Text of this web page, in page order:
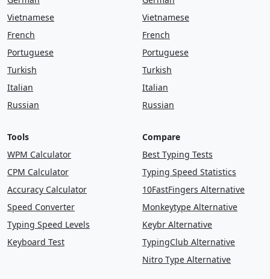
Vietnamese
French
Portuguese
Turkish
Italian
Russian
Vietnamese
French
Portuguese
Turkish
Italian
Russian
Tools
WPM Calculator
CPM Calculator
Accuracy Calculator
Speed Converter
Typing Speed Levels
Keyboard Test
Compare
Best Typing Tests
Typing Speed Statistics
10FastFingers Alternative
Monkeytype Alternative
Keybr Alternative
TypingClub Alternative
Nitro Type Alternative